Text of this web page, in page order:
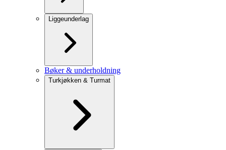
Liggeunderlag
Bøker & underholdning
Turkjøkken & Turmat